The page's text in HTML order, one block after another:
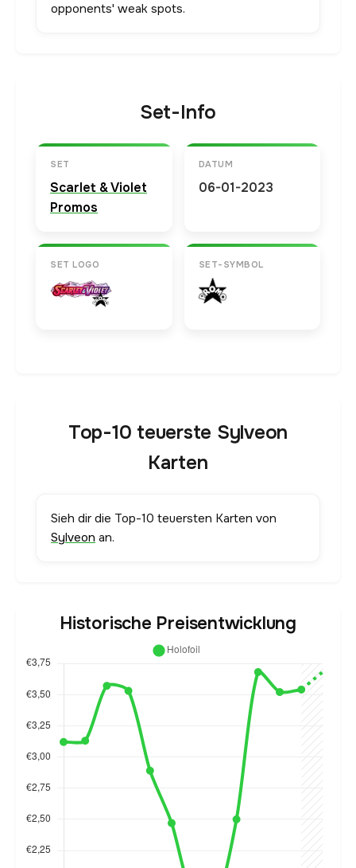
opponents' weak spots.
Set-Info
SET
Scarlet & Violet
Promos
DATUM
06-01-2023
SET LOGO SET-SYMBOL
Top-10 teuerste Sylveon
Karten
Sieh dir die Top-10 teuersten Karten von
Sylveon an.
Historische Preisentwicklung